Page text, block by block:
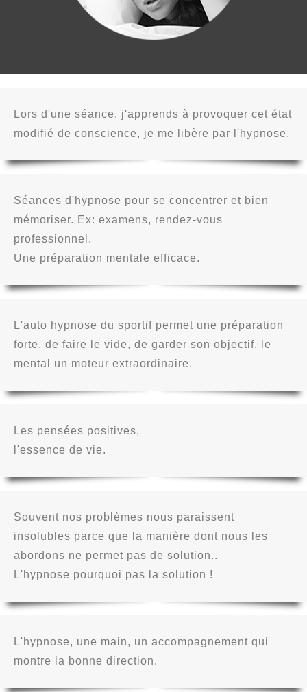
Lors d'une séance, j'apprends à provoquer cet état
modifié de conscience, je me libère par l'hypnose.
Séances d'hypnose pour se concentrer et bien
mémoriser. Ex: examens, rendez-vous
professionnel.
Une préparation mentale efficace.
L'auto hypnose du sportif permet une préparation
forte, de faire le vide, de garder son objectif, le
mental un moteur extraordinaire.
Les pensées positives,
l'essence de vie.
Souvent nos problèmes nous paraissent
insolubles parce que la manière dont nous les
abordons ne permet pas de solution..
L'hypnose pourquoi pas la solution !
L'hypnose, une main, un accompagnement qui
montre la bonne direction.